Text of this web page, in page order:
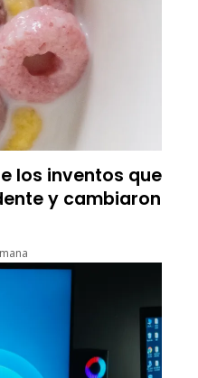
los inventos que
y cambiaron